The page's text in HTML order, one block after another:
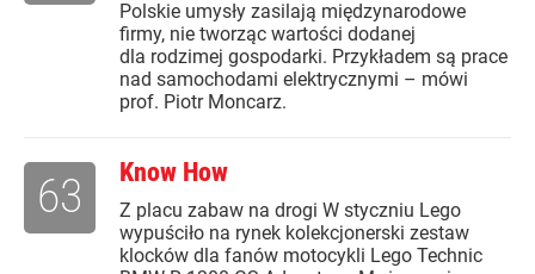
Polskie umysły zasilają międzynarodowe
firmy, nie tworząc wartości dodanej
dla rodzimej gospodarki. Przykładem są prace
nad samochodami elektrycznymi – mówi
prof. Piotr Moncarz.
Know How
Z placu zabaw na drogi W styczniu Lego
wypuściło na rynek kolekcjonerski zestaw
klocków dla fanów motocykli Lego Technic
63